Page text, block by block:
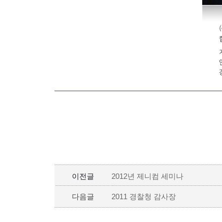
이전글 2012년 제니컴 세미나
다음글 2011 경찰청 감사장